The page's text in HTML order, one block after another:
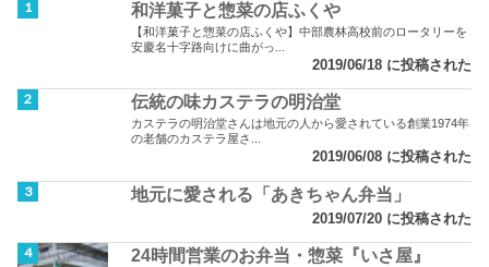
和洋菓子と惣菜の店ふくや
【和洋菓子と惣菜の店ふくや】中部農林高校前のロータリーを
安慶名十字路向けに曲がっ...
2019/06/18 に投稿された
伝統の味カステラの明治堂
カステラの明治堂さんは地元の人から愛されている創業1974年
の老舗のカステラ屋さ...
2019/06/08 に投稿された
地元に愛される「あきちゃん弁当」
2019/07/20 に投稿された
24時間営業のお弁当・惣菜『いさ屋』